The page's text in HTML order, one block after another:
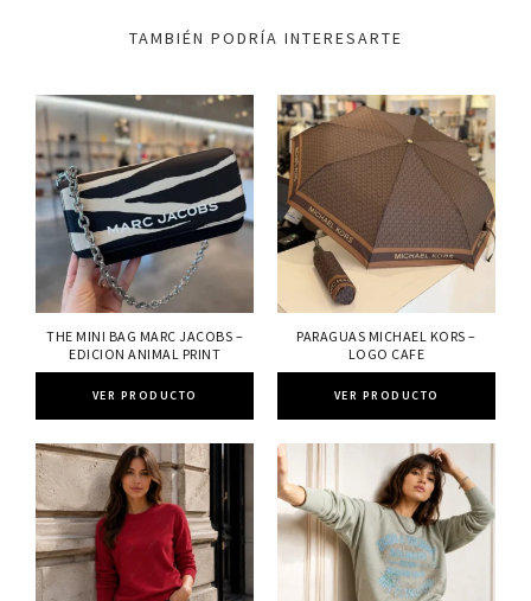
TAMBIÉN PODRÍA INTERESARTE
THE MINI BAG MARC JACOBS –
EDICION ANIMAL PRINT
VER PRODUCTO
PARAGUAS MICHAEL KORS –
LOGO CAFE
VER PRODUCTO